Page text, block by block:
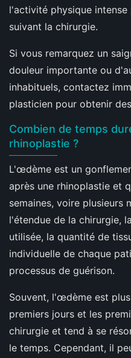
l'activité physique
suivant la chirurgie.
Si vous remarquez un
douleur importante ou
inhabituels, contactez
plasticien pour obtenir
Combien de temps
rhinoplastie ?
L'œdème est un
après une rhinoplastie et
semaines, voire plusieurs
l'étendue de la chirurgie,
utilisée, la quantité de
individuelle de chaque
processus de guérison.
Souvent, l'œdème est
premiers jours et les
chirurgie et tend à se
le temps. Cependant, il